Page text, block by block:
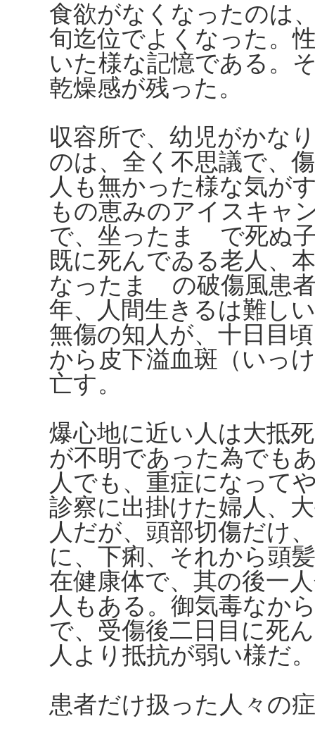
食欲がなくなったのは
旬迄位でよくなった。
いた様な記憶である。
乾燥感が残った。
収容所で、幼児がかな
のは、全く不思議で、
人も無かった様な気が
もの恵みのアイスキャ
で、坐ったまゝで死ぬ
既に死んでゐる老人、
なったまゝの破傷風患
年、人間生きるは難し
無傷の知人が、十日目
から皮下溢血斑（いっ
亡す。
爆心地に近い人は大抵
が不明であった為でも
人でも、重症になって
診察に出掛けた婦人、
人だが、頭部切傷だけ
に、下痢、それから頭
在健康体で、其の後一
人もある。御気毒なか
で、受傷後二日目に死
人より抵抗が弱い様だ。
患者だけ扱った人々の